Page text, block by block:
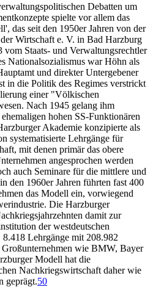
Debatten um
spielte vor allem das
das seit den 1950er Jahren von der
Wirtschaft e. V. in Bad Harzburg
vom Staats- und Verwaltungsrechtler
Nationalsozialismus war Höhn als
und direkter Untergebener
in die Politik des Regimes verstrickt
einer "Völkischen
Nach 1945 gelang ihm
hohen SS-Funktionären
Akademie konzipierte als
systematisierte Lehrgänge für
mit denen primär das obere
angesprochen werden
auch Seminare für die mittlere und
den 1960er Jahren führten fast 400
das Modell ein, vorwiegend
Die Harzburger
damit zur
der westdeutschen
Lehrgänge mit 208.982
Großunternehmen wie BMW, Bayer
Modell hat die
Nachkriegswirtschaft daher wie
geprägt.50